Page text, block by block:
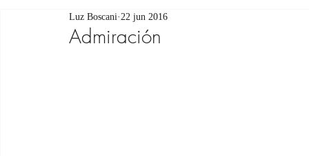
Autoestima Alimentación consciente
Admiración
Luz Boscani 22 jun 2016